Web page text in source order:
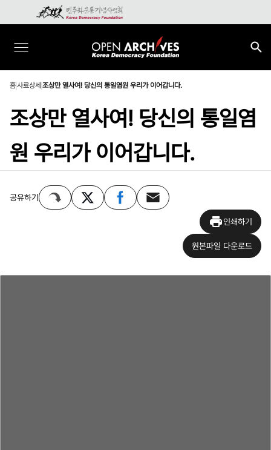
홈사료상세 조상만 열사여! 당신의 통일염원 우리가 이어갑니다.
조상만 열사여! 당신의 통일염
원 우리가 이어갑니다.
공유하기
인쇄하기
원본파일 다운로드